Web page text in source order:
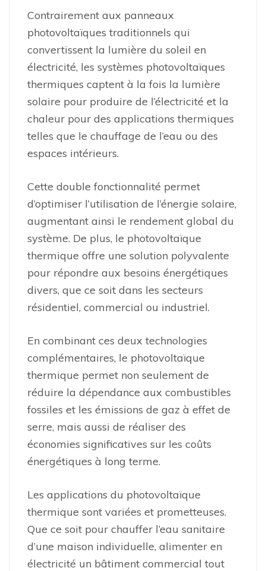
Contrairement aux panneaux
photovoltaïques traditionnels qui
convertissent la lumière du soleil en
électricité, les systèmes photovoltaïques
thermiques captent à la fois la lumière
solaire pour produire de l’électricité et la
chaleur pour des applications thermiques
telles que le chauffage de l’eau ou des
espaces intérieurs.
Cette double fonctionnalité permet
d’optimiser l’utilisation de l’énergie solaire,
augmentant ainsi le rendement global du
système. De plus, le photovoltaïque
thermique offre une solution polyvalente
pour répondre aux besoins énergétiques
divers, que ce soit dans les secteurs
résidentiel, commercial ou industriel.
En combinant ces deux technologies
complémentaires, le photovoltaïque
thermique permet non seulement de
réduire la dépendance aux combustibles
fossiles et les émissions de gaz à effet de
serre, mais aussi de réaliser des
économies significatives sur les coûts
énergétiques à long terme.
Les applications du photovoltaïque
thermique sont variées et prometteuses.
Que ce soit pour chauffer l’eau sanitaire
d’une maison individuelle, alimenter en
électricité un bâtiment commercial tout